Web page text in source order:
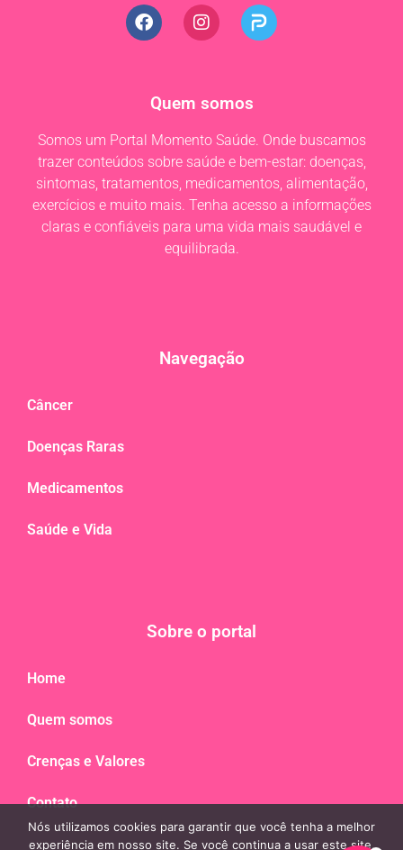
Quem somos
Somos um Portal Momento Saúde. Onde buscamos
trazer conteúdos sobre saúde e bem-estar: doenças,
sintomas, tratamentos, medicamentos, alimentação,
exercícios e muito mais. Tenha acesso a informações
claras e confiáveis para uma vida mais saudável e
equilibrada.
Navegação
Câncer
Doenças Raras
Medicamentos
Saúde e Vida
Sobre o portal
Home
Quem somos
Crenças e Valores
Contato
Nós utilizamos cookies para garantir que você tenha a melhor
experiência em nosso site. Se você continua a usar este site,